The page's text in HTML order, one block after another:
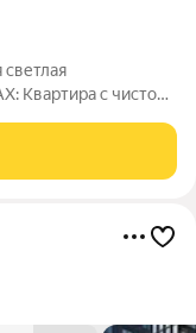
Квартира с чистой
выход на